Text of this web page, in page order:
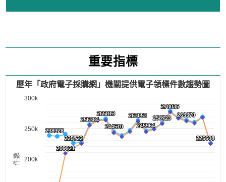
重要指標
件數
歷年「政府電子採購網」機關提供電子領標件數趨勢圖
238328
238328
225722
225722
256384
256384
265813
265813
244510
244510
263053
263053
245964
245964
258723
258723
278035
278035
263370
263370
225608
225608
209021
209021
200k
250k
300k